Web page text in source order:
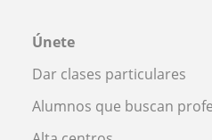
Únete
Dar clases particulares
Alumnos que buscan